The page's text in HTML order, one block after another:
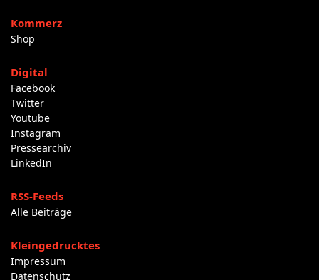
Kommerz
Shop
Digital
Facebook
Twitter
Youtube
Instagram
Pressearchiv
LinkedIn
RSS-Feeds
Alle Beiträge
Kleingedrucktes
Impressum
Datenschutz